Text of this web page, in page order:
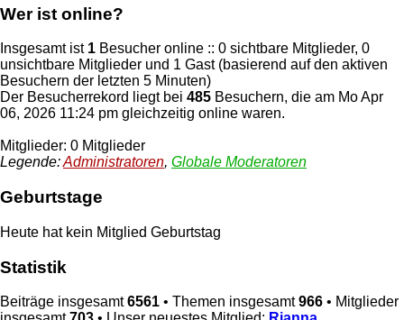
Wer ist online?
Insgesamt ist 1 Besucher online :: 0 sichtbare Mitglieder, 0
unsichtbare Mitglieder und 1 Gast (basierend auf den aktiven
Besuchern der letzten 5 Minuten)
Der Besucherrekord liegt bei 485 Besuchern, die am Mo Apr
06, 2026 11:24 pm gleichzeitig online waren.
Mitglieder: 0 Mitglieder
Legende:Administratoren, Globale Moderatoren
Geburtstage
Heute hat kein Mitglied Geburtstag
Statistik
Beiträge insgesamt6561 • Themen insgesamt966 • Mitglieder